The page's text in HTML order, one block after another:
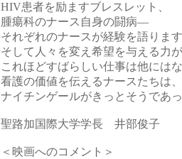
HIV患者を励ますブレスレット、
腫瘍科のナース自身の闘病―
それぞれのナースが経験を語りま
そして人々を変え希望を与える力
これほどすばらしい仕事は他には
看護の価値を伝えるナースたちは
ナイチンゲールがきっとそうであ
聖路加国際大学学長 井部俊子
＜映画へのコメント＞